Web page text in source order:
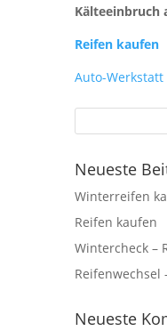
Kälteeinbruch
Reifen kaufen
Auto-
Neueste
Winterreifen
Reifen kaufen
Wintercheck –
Reifenwechsel
Neueste